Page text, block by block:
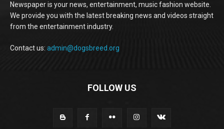
Newspaper is your news, entertainment, music fashion website.
We provide you with the latest breaking news and videos straight
from the entertainment industry.
Contact us: admin@dogsbreed.org
FOLLOW US